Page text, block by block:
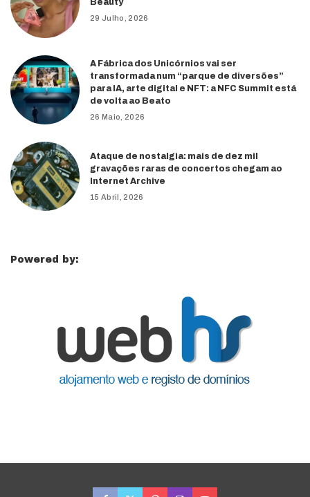
29 Julho, 2026
A Fábrica dos Unicórnios vai ser
transformada num “parque de diversões”
para IA, arte digital e NFT: a NFC Summit está
de volta ao Beato
26 Maio, 2026
Ataque de nostalgia: mais de dez mil
gravações raras de concertos chegam ao
Internet Archive
15 Abril, 2026
Powered by: